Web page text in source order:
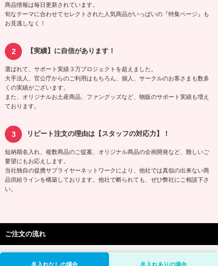
商品情報は毎日更新されています。
旬なテーマに合わせてセレクトされた人気商品がいっぱいの『特集ページ』も
お見逃しなく！
【実績】に自信があります！
選ばれて、サポート実績３万プロジェクトを超えました。
大手法人、官公庁からのご利用はもちろん、個人、サークルのお客さまも数多
くの実績がございます。
また、オリジナルお土産商品、ファングッズなど、物販のサポート実績も増え
ております。
リピート注文の理由は【スタッフの対応力】！
短納期名入れ、複数商品のご提案、オリジナル商品の企画開発など、難しいご
要望にもお応えします。
当社独自の提携サプライヤーネットワークにより、他社では真似の出来ない商
品供給ラインを構築しております。他社で断られても、ぜひ弊社にご相談下さ
い。
ご注文の流れ
名入れなしの場合 名入れありの場合